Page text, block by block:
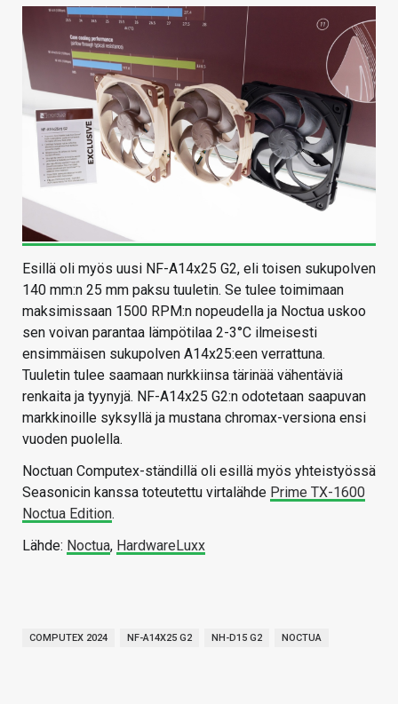
Esillä oli myös uusi NF-A14x25 G2, eli toisen sukupolven
140 mm:n 25 mm paksu tuuletin. Se tulee toimimaan
maksimissaan 1500 RPM:n nopeudella ja Noctua uskoo
sen voivan parantaa lämpötilaa 2-3°C ilmeisesti
ensimmäisen sukupolven A14x25:een verrattuna.
Tuuletin tulee saamaan nurkkiinsa tärinää vähentäviä
renkaita ja tyynyjä. NF-A14x25 G2:n odotetaan saapuvan
markkinoille syksyllä ja mustana chromax-versiona ensi
vuoden puolella.
Noctuan Computex-ständillä oli esillä myös yhteistyössä
Seasonicin kanssa toteutettu virtalähde Prime TX-1600
Noctua Edition.
Lähde: Noctua, HardwareLuxx
COMPUTEX 2024 NF-A14X25 G2 NH-D15 G2 NOCTUA